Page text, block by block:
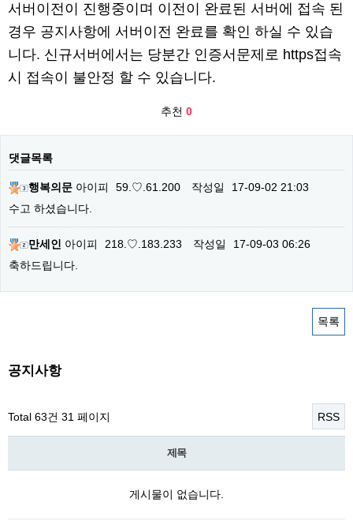
서버이전이 진행중이며 이전이 완료된 서버에 접속 된
경우 공지사항에 서버이전 완료를 확인 하실 수 있습
니다. 신규서버에서는 당분간 인증서문제로 https접속
시 접속이 불안정 할 수 있습니다.
추천 0
댓글목록
행복의문 아이피 59.♡.61.200 작성일
17-09-02 21:03
수고 하셨습니다.
만세인 아이피 218.♡.183.233 작성일
17-09-03 06:26
축하드립니다.
목록
공지사항
Total 63건 31 페이지 RSS
제목
게시물이 없습니다.